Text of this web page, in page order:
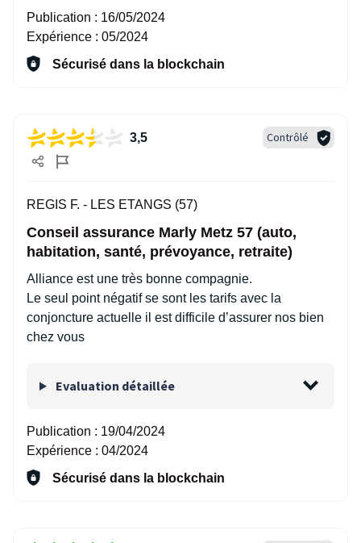
Publication : 16/05/2024
Expérience : 05/2024
Sécurisé dans la blockchain
3,5 Contrôlé
REGIS F. - LES ETANGS (57)
Conseil assurance Marly Metz 57 (auto,
habitation, santé, prévoyance, retraite)
Alliance est une très bonne compagnie.
Le seul point négatif se sont les tarifs avec la
conjoncture actuelle il est difficile d’assurer nos bien
chez vous
Evaluation détaillée
Publication : 19/04/2024
Expérience : 04/2024
Sécurisé dans la blockchain